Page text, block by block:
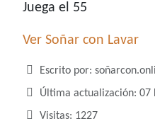
Juega el 55
Ver Soñar con Lavar
Detalles
Escrito por:
Última actualización: 07
Visitas: 1227